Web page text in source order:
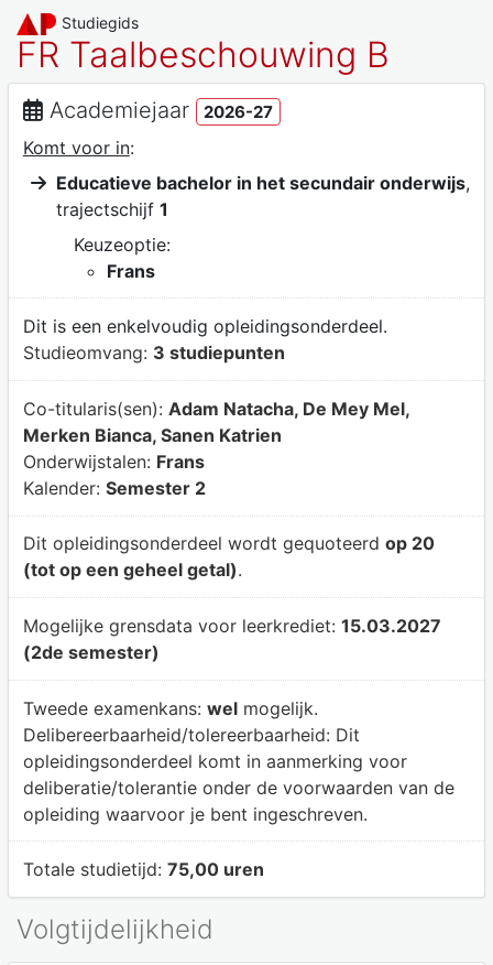
Studiegids
FR Taalbeschouwing B
Academiejaar 2026-27
Komt voor in:
Educatieve bachelor in het secundair onderwijs,
trajectschijf 1
Keuzeoptie:
Frans
Dit is een enkelvoudig opleidingsonderdeel.
Studieomvang: 3 studiepunten
Co-titularis(sen): Adam Natacha, De Mey Mel,
Merken Bianca, Sanen Katrien
Onderwijstalen: Frans
Kalender: Semester 2
Dit opleidingsonderdeel wordt gequoteerd op 20
(tot op een geheel getal).
Mogelijke grensdata voor leerkrediet: 15.03.2027
(2de semester)
Tweede examenkans: welmogelijk.
Delibereerbaarheid/tolereerbaarheid: Dit
opleidingsonderdeel komt in aanmerking voor
deliberatie/tolerantie onder de voorwaarden van de
opleiding waarvoor je bent ingeschreven.
Totale studietijd: 75,00 uren
Volgtijdelijkheid